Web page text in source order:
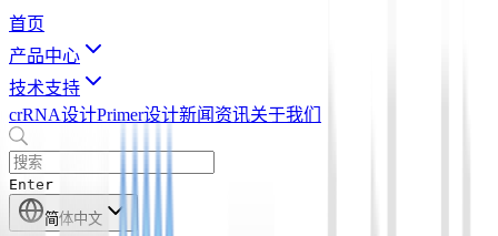
首页
产品中心
技术支持
crRNA设计Primer设计新闻资讯关于我们
Enter
简体中文